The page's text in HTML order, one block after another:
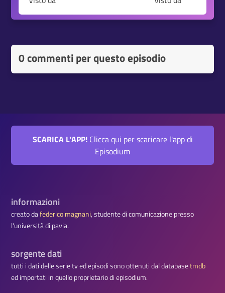
0 commenti per questo episodio
SCARICA L'APP!Clicca qui per scaricare l'app di
Episodium
informazioni
creato dafederico magnani, studente di comunicazione presso
l'università di pavia.
sorgente dati
tutti i dati delle serie tv ed episodi sono ottenuti dal databasetmdb
ed importati in quello proprietario di episodium.